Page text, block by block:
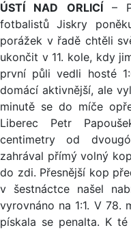
ÚSTÍ NAD ORLICÍ–
fotbalistů Jiskry
porážek v řadě chtěli
ukončit v 11. kole, kdy
první půli vedli hosté
domácí aktivnější, ale
minutě se do míče
Liberec Petr
centimetry od
zahrával přímý volný
do zdi. Přesnější kop
v šestnáctce našel
vyrovnáno na 1:1. V 78.
pískala se penalta. K